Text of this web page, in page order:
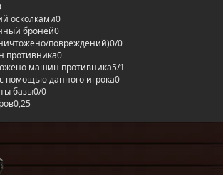
осколками0
бронёй0
повреждений)0/0
противника0
машин противника5/1
помощью данного игрока0
базы0/0
0,25